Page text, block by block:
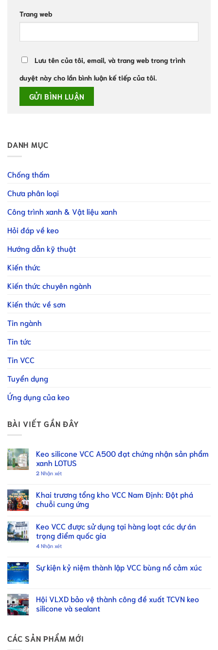
Trang web
Lưu tên của tôi, email, và trang web trong trình
duyệt này cho lần bình luận kế tiếp của tôi.
DANH MỤC
Chống thấm
Chưa phân loại
Công trình xanh & Vật liệu xanh
Hỏi đáp về keo
Hướng dẫn kỹ thuật
Kiến thức
Kiến thức chuyên ngành
Kiến thức về sơn
Tin ngành
Tin tức
Tin VCC
Tuyển dụng
Ứng dụng của keo
BÀI VIẾT GẦN ĐÂY
Keo silicone VCC A500 đạt chứng nhận sản phẩm
xanh LOTUS
2 Nhận xét
Khai trương tổng kho VCC Nam Định: Đột phá
chuỗi cung ứng
Keo VCC được sử dụng tại hàng loạt các dự án
trọng điểm quốc gia
4 Nhận xét
Sự kiện kỷ niệm thành lập VCC bùng nổ cảm xúc
Hội VLXD bảo vệ thành công đề xuất TCVN keo
silicone và sealant
CÁC SẢN PHẨM MỚI